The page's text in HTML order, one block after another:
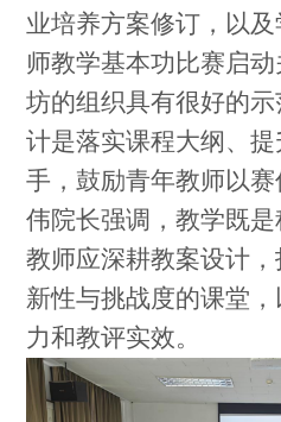
业培养方案修订，以
师教学基本功比赛启
坊的组织具有很好的
计是落实课程大纲、
手，鼓励青年教师以
伟院长强调，教学既
教师应深耕教案设计
新性与挑战度的课堂，
力和教评实效。